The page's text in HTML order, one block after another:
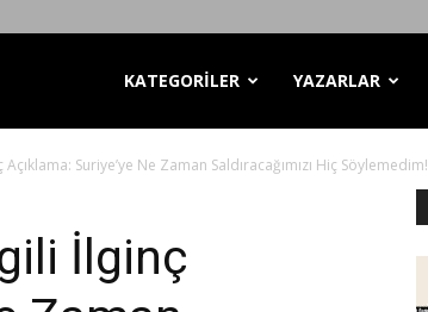
KATEGORİLER YAZARLAR
Suriye’ye Ne Zaman Saldıracağımızı Hiç Söylemedim!
İlginç